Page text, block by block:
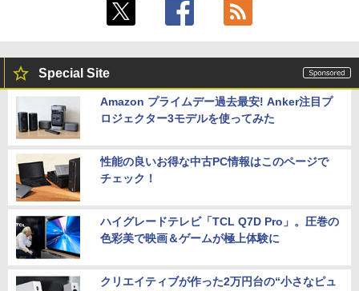
Special Site
Amazon プライムデー過去最安! Anker注目プ
ロジェクター3モデルを使ってみた
性能の良いお得な中古PC情報はこのページで
チェック！
ハイグレードテレビ「TCL Q7D Pro」。圧巻の
色彩美で映画＆ゲームが極上体験に
クリエイティブが作った2万円台の“小さなピュ